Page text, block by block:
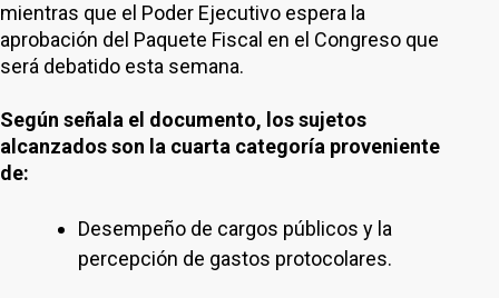
mientras que el Poder Ejecutivo espera la
aprobación del Paquete Fiscal en el Congreso que
será debatido esta semana.
Según señala el documento, los sujetos
alcanzados son la cuarta categoría proveniente
de:
Desempeño de cargos públicos y la
percepción de gastos protocolares.